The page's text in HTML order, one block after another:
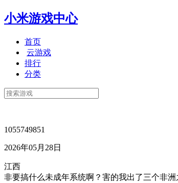
小米游戏中心
首页
云游戏
排行
分类
1055749851
2026年05月28日
江西
非要搞什么未成年系统啊？害的我出了三个非洲